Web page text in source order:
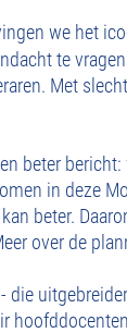
we het
te
Met
beter
in deze
beter.
over de
die